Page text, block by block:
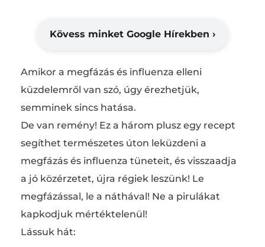
Kövess minket Google Hírekben ›
Amikor a megfázás és influenza elleni
küzdelemről van szó, úgy érezhetjük,
semminek sincs hatása.
De van remény! Ez a három plusz egy recept
segíthet természetes úton leküzdeni a
megfázás és influenza tüneteit, és visszaadja
a jó közérzetet, újra régiek leszünk! Le
megfázással, le a náthával! Ne a pirulákat
kapkodjuk mértéktelenül!
Lássuk hát: